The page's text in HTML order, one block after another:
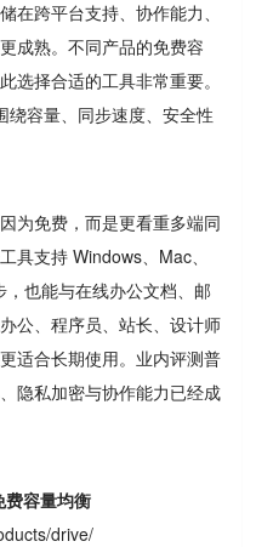
在跨平台支持、协作能力、
成熟。不同产品的免费容
选择合适的工具非常重要。
容量、同步速度、安全性
为免费，而是更看重多端同
具支持 Windows、Mac、
也能与在线办公文档、邮
公、程序员、站长、设计师
适合长期使用。业内评测普
隐私加密与协作能力已经成
容量均衡
drive/